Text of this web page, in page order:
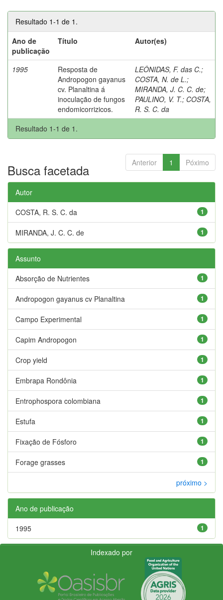
Resultado 1-1 de 1.
Ano de
publicação
Título Autor(es)
1995
Resposta de
Andropogon gayanus
cv. Planaltina á
inoculação de fungos
endomicorrizicos.
LEÔNIDAS, F. das C.;
COSTA, N. de L.;
MIRANDA, J. C. C. de;
PAULINO, V. T.; COSTA,
R. S. C. da
Resultado 1-1 de 1.
Anterior 1 Póximo
Busca facetada
Autor
1
COSTA, R. S. C. da
1
MIRANDA, J. C. C. de
Assunto
1
Absorção de Nutrientes
1
Andropogon gayanus cv Planaltina
1
Campo Experimental
1
Capim Andropogon
1
Crop yield
1
Embrapa Rondônia
1
Entrophospora colombiana
1
Estufa
1
Fixação de Fósforo
1
Forage grasses
próximo >
Ano de publicação
1
1995
Indexado por